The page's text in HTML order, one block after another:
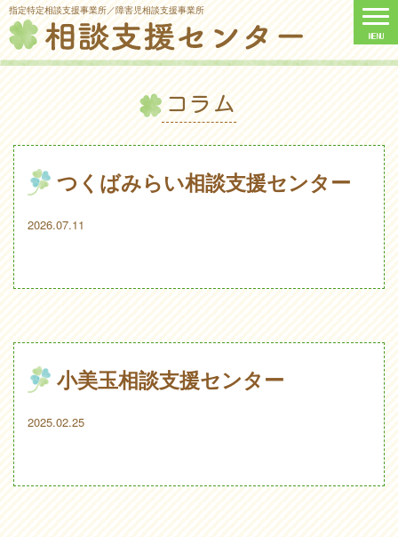
指定特定相談支援事業所／障害児相談支援事業所
コラム
つくばみらい相談支援センター
2026.07.11
小美玉相談支援センター
2025.02.25